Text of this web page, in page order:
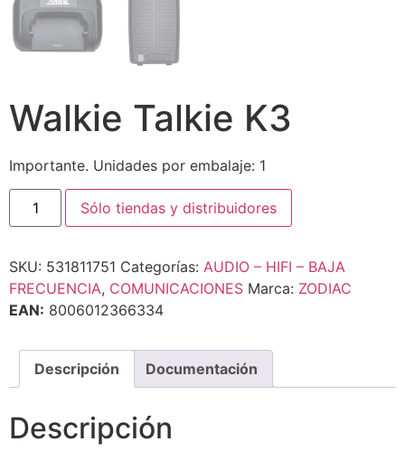
Walkie Talkie K3
Importante. Unidades por embalaje: 1
Sólo tiendas y distribuidores
SKU: 531811751 Categorías: AUDIO – HIFI – BAJA
FRECUENCIA, COMUNICACIONES Marca: ZODIAC
EAN: 8006012366334
Descripción Documentación
Descripción